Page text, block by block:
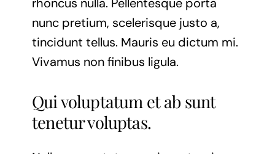
nunc pretium, scelerisque justo a,
tincidunt tellus. Mauris eu dictum mi.
Vivamus non finibus ligula.
Qui voluptatum et ab sunt
tenetur voluptas.